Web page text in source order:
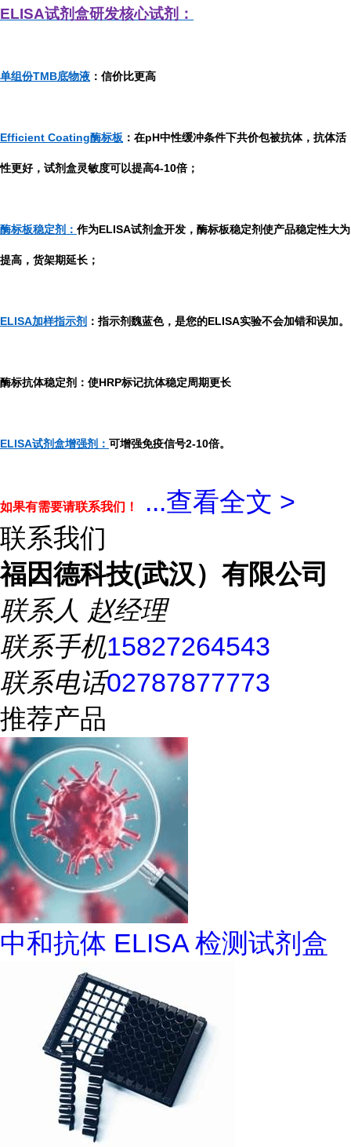
ELISA试剂盒研发核心试剂：
单组份TMB底物液 ：信价比更高
Efficient Coating酶标板 ：在pH中性缓冲条件下共价包被抗体，抗体活
性更好，试剂盒灵敏度可以提高4-10倍；
酶标板稳定剂： 作为ELISA试剂盒开发，酶标板稳定剂使产品稳定性大为
提高，货架期延长；
ELISA加样指示剂 ：指示剂魏蓝色，是您的ELISA实验不会加错和误加。
酶标抗体稳定剂：使HRP标记抗体稳定周期更长
ELISA试剂盒增强剂： 可增强免疫信号2-10倍。
如果有需要请联系我们！ ...查看全文 >
联系我们
福因德科技(武汉）有限公司
联系人 赵经理
联系手机15827264543
联系电话02787877773
推荐产品
中和抗体 ELISA 检测试剂盒